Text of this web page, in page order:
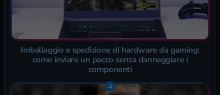
Imballaggio e spedizione di hardware da gaming:
come inviare un pacco senza danneggiare i
componenti